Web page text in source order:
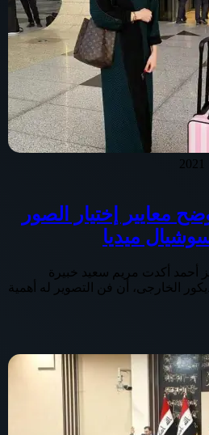
معايير إختيار الصور
ميديا
أحمد أكدت مريم سعيد خبيرة
الخارجى، أن فن التصوير له أهمية